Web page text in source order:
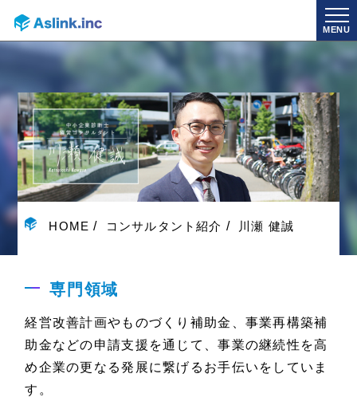
MENU
HOME コンサルタント紹介 川瀬 健誠
専門領域
経営改善計画やものづくり補助金、事業再構築補
助金などの申請支援を通じて、事業の継続性を高
め企業の更なる発展に繋げるお手伝いをしていま
す。